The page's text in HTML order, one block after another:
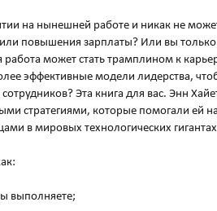
на нынешней работе и никак не
повышения зарплаты? Или вы только
может стать трамплином к
эффективные модели лидерства,
Эта книга для вас. Энн
стратегиями, которые помогали ей на
в мировых технологических
выполняете;